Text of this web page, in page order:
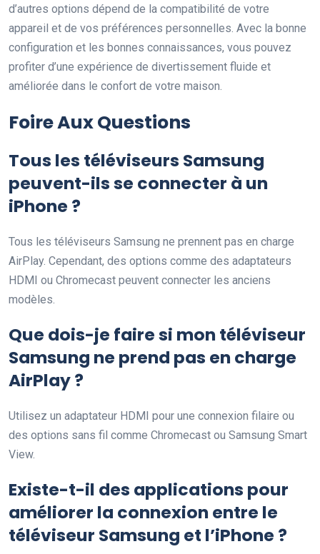
d’autres options dépend de la compatibilité de votre
appareil et de vos préférences personnelles. Avec la bonne
configuration et les bonnes connaissances, vous pouvez
profiter d’une expérience de divertissement fluide et
améliorée dans le confort de votre maison.
Foire Aux Questions
Tous les téléviseurs Samsung
peuvent-ils se connecter à un
iPhone ?
Tous les téléviseurs Samsung ne prennent pas en charge
AirPlay. Cependant, des options comme des adaptateurs
HDMI ou Chromecast peuvent connecter les anciens
modèles.
Que dois-je faire si mon téléviseur
Samsung ne prend pas en charge
AirPlay ?
Utilisez un adaptateur HDMI pour une connexion filaire ou
des options sans fil comme Chromecast ou Samsung Smart
View.
Existe-t-il des applications pour
améliorer la connexion entre le
téléviseur Samsung et l’iPhone ?